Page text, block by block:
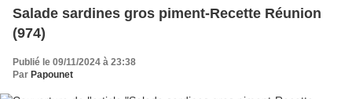
Salade sardines gros piment-Recette Réunion
(974)
Publié le 09/11/2024 à 23:38
Par Papounet